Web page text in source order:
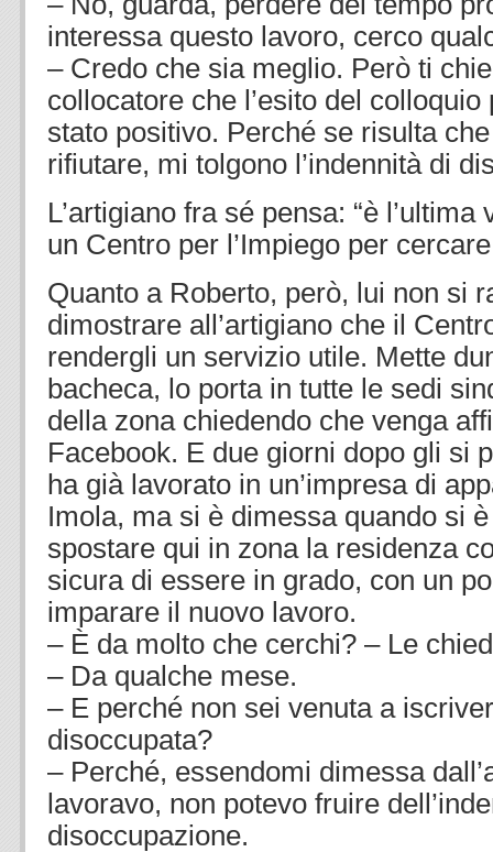
interessa questo lavoro, cerco
– Credo che sia meglio. Però ti
collocatore che l’esito del
stato positivo. Perché se risulta
rifiutare, mi tolgono l’indennità di
L’artigiano fra sé pensa: “è
un Centro per l’Impiego per
Quanto a Roberto, però, lui non si
dimostrare all’artigiano che il
rendergli un servizio utile. Mette
bacheca, lo porta in tutte le sedi
della zona chiedendo che venga
Facebook. E due giorni dopo gli si
ha già lavorato in un’impresa di
Imola, ma si è dimessa quando si
spostare qui in zona la residenza
sicura di essere in grado, con un
imparare il nuovo lavoro.
– È da molto che cerchi? – Le
– Da qualche mese.
– E perché non sei venuta a
disoccupata?
– Perché, essendomi dimessa
lavoravo, non potevo fruire
disoccupazione.